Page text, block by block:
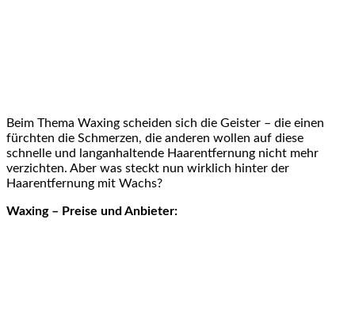
Beim Thema Waxing scheiden sich die Geister – die einen
fürchten die Schmerzen, die anderen wollen auf diese
schnelle und langanhaltende Haarentfernung nicht mehr
verzichten. Aber was steckt nun wirklich hinter der
Haarentfernung mit Wachs?
Waxing – Preise und Anbieter: